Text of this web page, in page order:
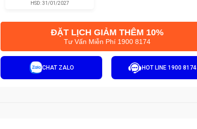
HSD:31/01/2027
ĐẶT LỊCH GIẢM THÊM 10%
Tư Vấn Miễn Phí 1900 8174
CHAT ZALO HOT LINE 1900 8174